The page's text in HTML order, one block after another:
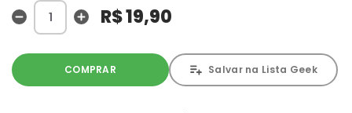
com sua mãe. Mas lembranças de outros tempos ainda
o assombram.
R$ 19,90
COMPRAR Salvar na Lista Geek